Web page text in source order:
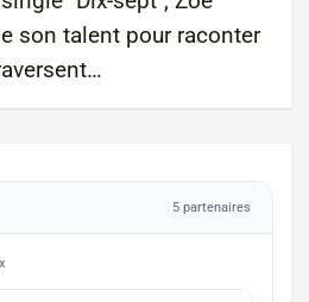
son talent pour raconter
5 partenaires